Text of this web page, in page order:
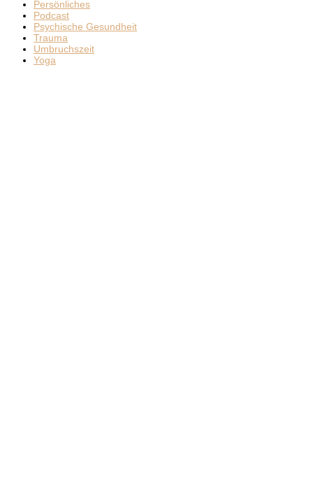
Persönliches
Podcast
Psychische Gesundheit
Trauma
Umbruchszeit
Yoga